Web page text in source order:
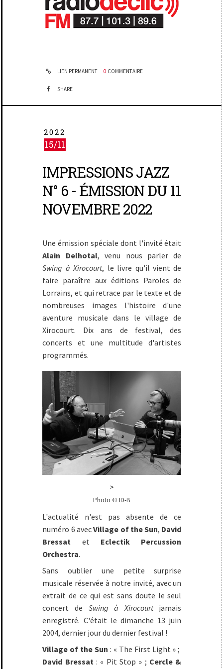
LIEN PERMANENT 0 COMMENTAIRE
SHARE
2022
15/11
IMPRESSIONS JAZZ
N° 6 - ÉMISSION DU 11
NOVEMBRE 2022
Une émission spéciale dont l'invité était
Alain Delhotal, venu nous parler de
Swing à Xirocourt, le livre qu'il vient de
faire paraître aux éditions Paroles de
Lorrains, et qui retrace par le texte et de
nombreuses images l'histoire d'une
aventure musicale dans le village de
Xirocourt. Dix ans de festival, des
concerts et une multitude d'artistes
programmés.
>
Photo © ID-B
L'actualité n'est pas absente de ce
numéro 6 avecVillage of the Sun, David
Bressat et Eclectik Percussion
Orchestra.
Sans oublier une petite surprise
musicale réservée à notre invité, avec un
extrait de ce qui est sans doute le seul
concert de Swing à Xirocourtjamais
enregistré. C'était le dimanche 13 juin
2004, dernier jour du dernier festival !
Village of the Sun : « The First Light » ;
David Bressat : « Pit Stop » ; Cercle &